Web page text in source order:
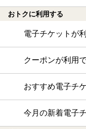
おトクに利用する
電子チケットが
クーポンが利用
おすすめ電子チ
今月の新着電子